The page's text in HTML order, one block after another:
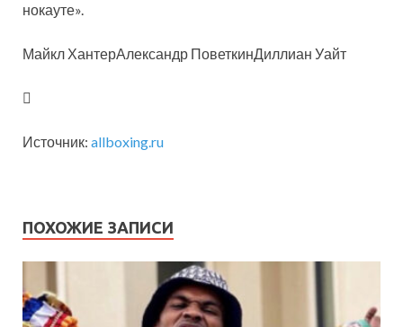
нокауте».
Майкл ХантерАлександр ПоветкинДиллиан Уайт
Источник: allboxing.ru
ПОХОЖИЕ ЗАПИСИ